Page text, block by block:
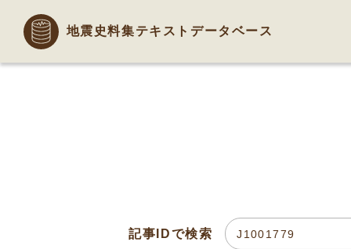
地震史料集テキストデータベース
記事IDで検索